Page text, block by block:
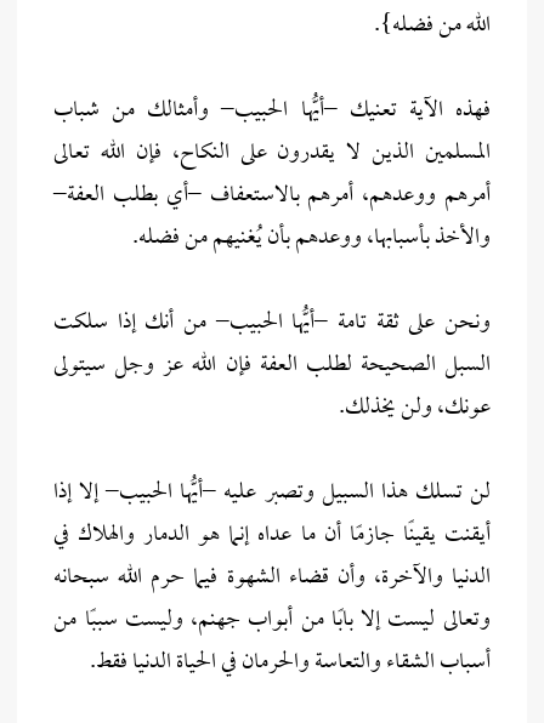
الله من فضله}.
فهذه الآية تعنيك –أيُّها الحبيب– وأمثالك من شباب
المسلمين الذين لا يقدرون على النكاح، فإن الله تعالى
أمرهم ووعدهم، أمرهم بالاستعفاف –أي بطلب العفة–
والأخذ بأسبابها، ووعدهم بأن يُغنيهم من فضله.
ونحن على ثقة تامة –أيُّها الحبيب– من أنك إذا سلكت
السبل الصحيحة لطلب العفة فإن الله عز وجل سيتولى
عونك، ولن يخذلك.
لن تسلك هذا السبيل وتصبر عليه –أيُّها الحبيب– إلا إذا
أيقنت يقينًا جازمًا أن ما عداه إنما هو الدمار والهلاك في
الدنيا والآخرة، وأن قضاء الشهوة فيما حرم الله سبحانه
وتعالى ليست إلا بابًا من أبواب جهنم، وليست سببًا من
أسباب الشقاء والتعاسة والحرمان في الحياة الدنيا فقط.